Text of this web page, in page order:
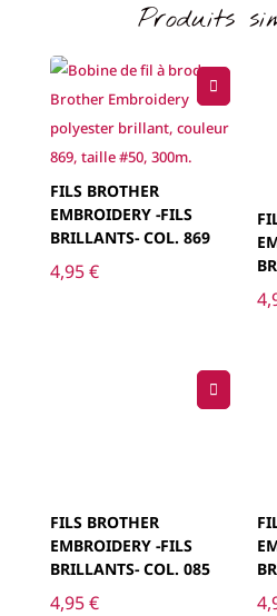
Produits
FILS BROTHER
EMBROIDERY -FILS
BRILLANTS- COL. 869
4,95€
FILS BROTHER
EMBROIDERY -FILS
BRILLANTS- COL. 085
4,95€